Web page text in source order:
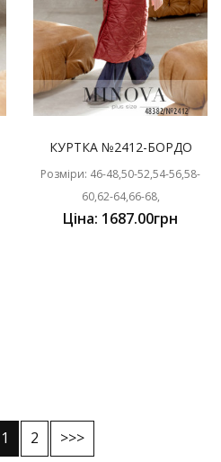
КУРТКА №2412-БОРДО
Розміри: 46-48,50-52,54-56,58-
60,62-64,66-68,
Ціна: 1687.00грн
1 2 >>>